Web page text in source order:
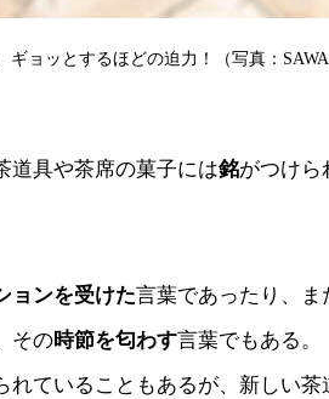
ョッとするほどの迫力！（写真：
道具や茶席の菓子には銘がつけら
ョンを受けた言葉であったり、ま
その時節を匂わす言葉でもある。
ていることもあるが、新しい茶